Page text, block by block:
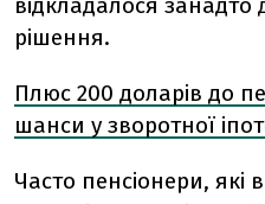
рішення.
Плюс 200 доларів до
шанси у зворотної
Часто пенсіонери, які